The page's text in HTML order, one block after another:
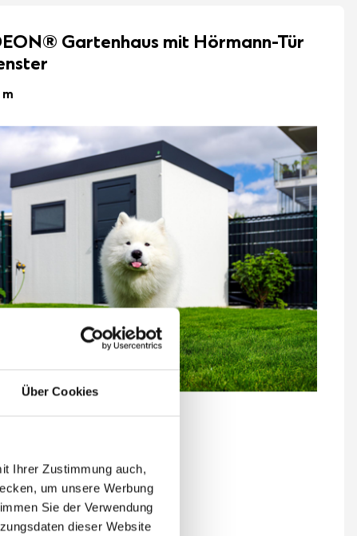
Über Cookies
Ihrer Zustimmung auch,
um unsere Werbung
Sie der Verwendung
dieser Website
Gartenhaus mit Hörmann-Tür
m
echte Fotos
Dach im Preis enthalten
in RAL-Farbe
50 mm
Höhe von 2,5 m